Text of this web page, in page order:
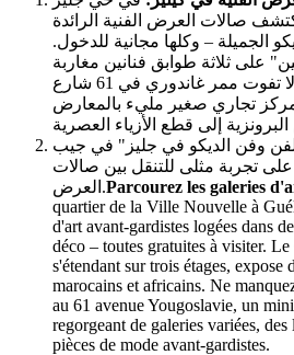
صالات العرض الفنية الرائدة
الجميلة – وكلها مجانية للدخول.
على ثلاثة طوابق فنانين مغاربة
وأفارقة معاصرين. لا تفوت ممر غاندوري في 61 شارع
مركز تجاري صغير مليء بالمعارض
وفن الديكو في جليز" في جيب
تجربة مثلى للتنقل بين صالات
العرض.Parcourez les galeries
quartier de la Ville Nouvelle à
d'art avant-gardistes logées dans
déco – toutes gratuites à visiter.
s'étendant sur trois étages, expose
marocains et africains. Ne
au 61 avenue Yougoslavie, un
regorgeant de galeries variées,
pièces de mode avant-gardistes.